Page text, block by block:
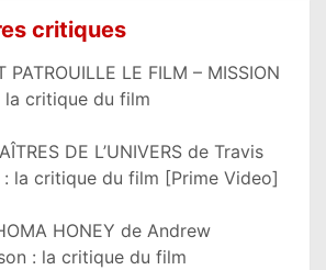
critiques
PATROUILLE LE FILM – MISSION
la critique du film
DE L’UNIVERS de Travis
: la critique du film [Prime Video]
HONEY de Andrew
: la critique du film